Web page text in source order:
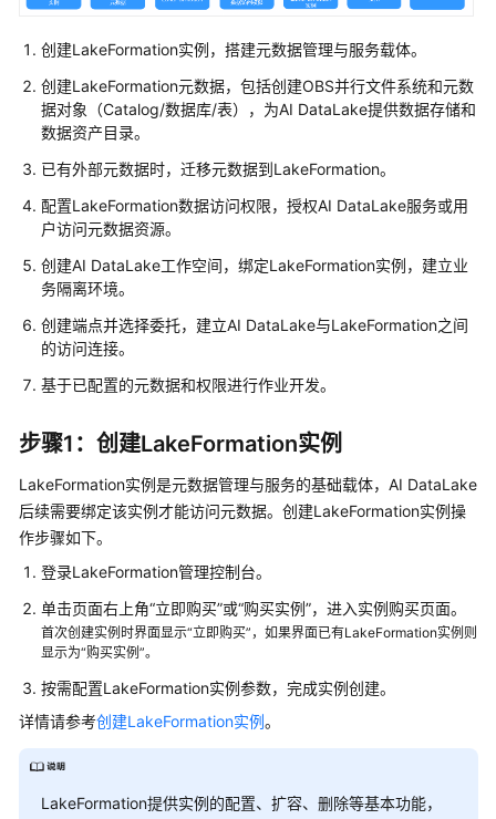
费
说
明
快
速
入
用
户
指
准
备
作
创
建
AI
工
作
空
间
建
计
创建LakeFormation实例，搭建元数据管理与服务载体。
创建LakeFormation元数据，包括创建OBS并行文件系统和元数
据对象（Catalog/数据库/表），为AI DataLake提供数据存储和
数据资产目录。
已有外部元数据时，迁移元数据到LakeFormation。
配置LakeFormation数据访问权限，授权AI DataLake服务或用
户访问元数据资源。
创建AI DataLake工作空间，绑定LakeFormation实例，建立业
务隔离环境。
创建端点并选择委托，建立AI DataLake与LakeFormation之间
的访问连接。
基于已配置的元数据和权限进行作业开发。
步骤1：创建LakeFormation实例
LakeFormation实例是元数据管理与服务的基础载体，AI DataLake
后续需要绑定该实例才能访问元数据。创建LakeFormation实例操
作步骤如下。
登录LakeFormation管理控制台。
单击页面右上角“立即购买”或“购买实例”，进入实例购买页面。
首次创建实例时界面显示“立即购买”，如果界面已有LakeFormation实例则
显示为“购买实例”。
按需配置LakeFormation实例参数，完成实例创建。
详情请参考创建LakeFormation实例。
LakeFormation提供实例的配置、扩容、删除等基本功能，